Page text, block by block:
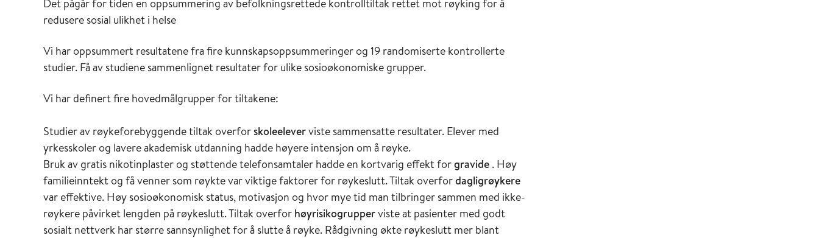
Det pågår for tiden en oppsummering av befolkningsrettede kontrolltiltak rettet mot røyking for å
redusere sosial ulikhet i helse
Vi har oppsummert resultatene fra fire kunnskapsoppsummeringer og 19 randomiserte kontrollerte
studier. Få av studiene sammenlignet resultater for ulike sosioøkonomiske grupper.
Vi har definert fire hovedmålgrupper for tiltakene:
Studier av røykeforebyggende tiltak overforskoleeleverviste sammensatte resultater. Elever med
yrkesskoler og lavere akademisk utdanning hadde høyere intensjon om å røyke.
Bruk av gratis nikotinplaster og støttende telefonsamtaler hadde en kortvarig effekt forgravide . Høy
familieinntekt og få venner som røykte var viktige faktorer for røykeslutt. Tiltak overfordagligrøykere
var effektive. Høy sosioøkonomisk status, motivasjon og hvor mye tid man tilbringer sammen med ikke-
røykere påvirket lengden på røykeslutt. Tiltak overfor høyrisikogrupperviste at pasienter med godt
sosialt nettverk har større sannsynlighet for å slutte å røyke. Rådgivning økte røykeslutt mer blant